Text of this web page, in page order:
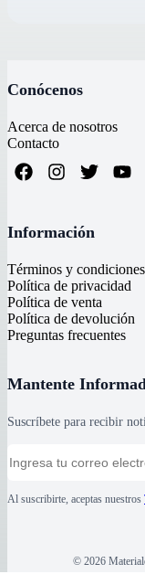
Conócenos
Acerca de nosotros
Contacto
Información
Términos y condiciones
Política de privacidad
Política de venta
Política de devolución
Preguntas frecuentes
Mantente
Suscríbete para recibir
Al suscribirte, aceptas nuestros
© 2026